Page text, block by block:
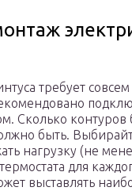
требует
Сколько
быть.
нагрузку (не
для
выставлять